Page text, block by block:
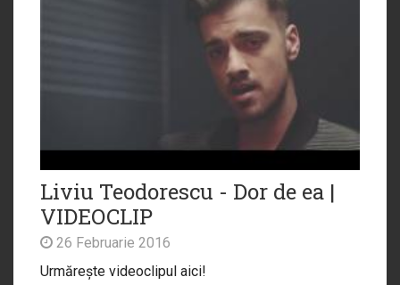
Liviu Teodorescu - Dor de ea |
VIDEOCLIP
26 Februarie 2016
Urmărește videoclipul aici!